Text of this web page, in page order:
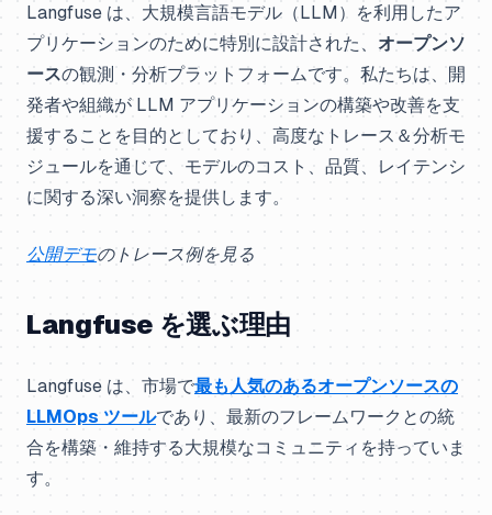
Langfuse は、大規模言語モデル（LLM）を利用したア
プリケーションのために特別に設計された、 オープンソ
ースの観測・分析プラットフォームです。私たちは、開
発者や組織が LLM アプリケーションの構築や改善を支
援することを目的としており、高度なトレース＆分析モ
ジュールを通じて、モデルのコスト、品質、レイテンシ
に関する深い洞察を提供します。
公開デモのトレース例を見る
Langfuse を選ぶ理由
Langfuse は、市場で最も人気のあるオープンソースの
LLMOps ツールであり、最新のフレームワークとの統
合を構築・維持する大規模なコミュニティを持っていま
す。